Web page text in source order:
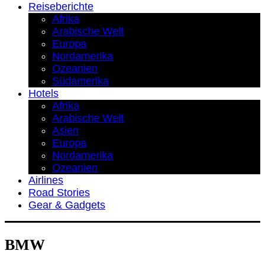
Reiseberichte
Afrika
Arabische Welt
Europa
Nordamerika
Ozeanien
Südamerika
Hotels
Afrika
Arabische Welt
Asien
Europa
Nordamerika
Ozeanien
Airlines
Road Stories
Gear & Gadgets
BMW